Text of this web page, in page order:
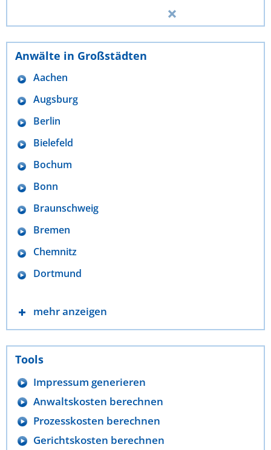
Anwälte in Großstädten
Aachen
Augsburg
Berlin
Bielefeld
Bochum
Bonn
Braunschweig
Bremen
Chemnitz
Dortmund
mehr anzeigen
Tools
Impressum generieren
Anwaltskosten berechnen
Prozesskosten berechnen
Gerichtskosten berechnen